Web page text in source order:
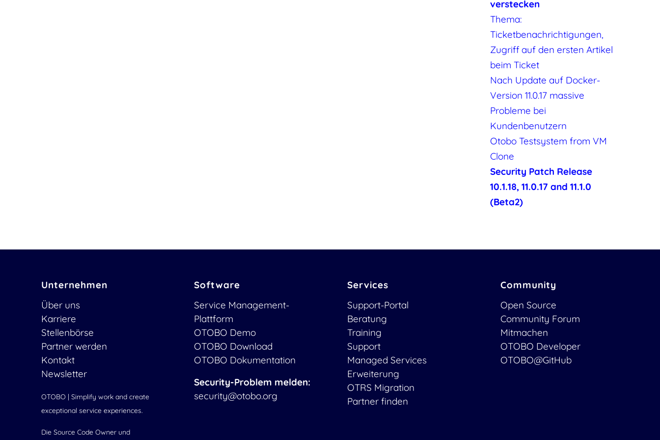
verstecken
Thema:
Ticketbenachrichtigungen,
Zugriff auf den ersten Artikel
beim Ticket
Nach Update auf Docker-
Version 11.0.17 massive
Probleme bei
Kundenbenutzern
Otobo Testsystem from VM
Clone
Security Patch Release
10.1.18, 11.0.17 and 11.1.0
(Beta2)
Unternehmen
Über uns
Karriere
Stellenbörse
Partner werden
Kontakt
Newsletter
OTOBO | Simplify work and create
exceptional service experiences.
Die Source Code Owner und
Software
Service Management-
Plattform
OTOBO Demo
OTOBO Download
OTOBO Dokumentation
Security-Problem melden:
security@otobo.org
Services
Support-Portal
Beratung
Training
Support
Managed Services
Erweiterung
OTRS Migration
Partner finden
Community
Open Source
Community Forum
Mitmachen
OTOBO Developer
OTOBO@GitHub